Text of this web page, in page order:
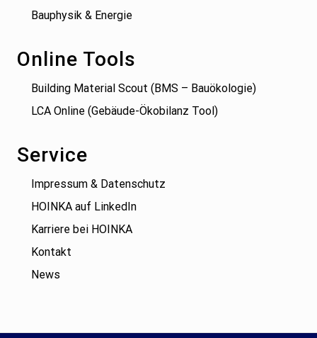
Bauphysik & Energie
Online Tools
Building Material Scout (BMS – Bauökologie)
LCA Online (Gebäude-Ökobilanz Tool)
Service
Impressum & Datenschutz
HOINKA auf LinkedIn
Karriere bei HOINKA
Kontakt
News